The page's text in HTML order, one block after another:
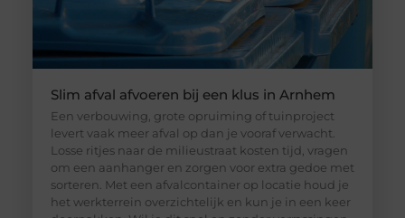
Slim afval afvoeren bij een klus in Arnhem
Een verbouwing, grote opruiming of tuinproject
levert vaak meer afval op dan je vooraf verwacht.
Losse ritjes naar de milieustraat kosten tijd, vragen
om een aanhanger en zorgen voor extra gedoe met
sorteren. Met een afvalcontainer op locatie houd je
het werkterrein overzichtelijk en kun je in een keer